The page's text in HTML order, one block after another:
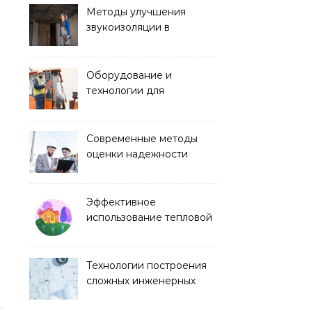
Методы улучшения
звукоизоляции в
Оборудование и
технологии для
Современные методы
оценки надежности
Эффективное
использование тепловой
Технологии построения
сложных инженерных